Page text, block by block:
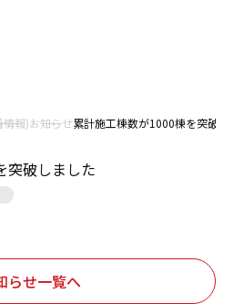
情報)お知らせ累計施工棟数が1000棟を突破し
突破しました
らせ一覧へ